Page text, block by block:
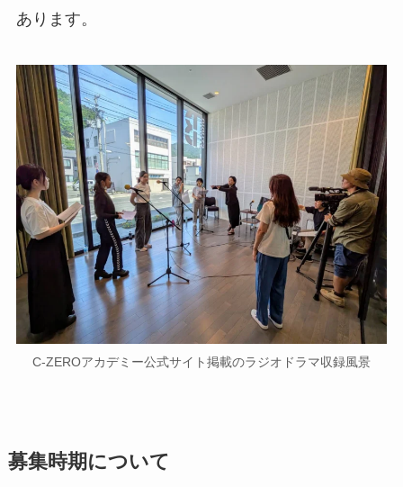
あります。
C-ZEROアカデミー公式サイト掲載のラジオドラマ収録風景
募集時期について